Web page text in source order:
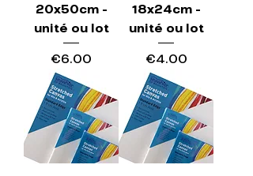
20x50cm -
unité ou lot
Price
€6.00
18x24cm -
unité ou lot
Price
€4.00